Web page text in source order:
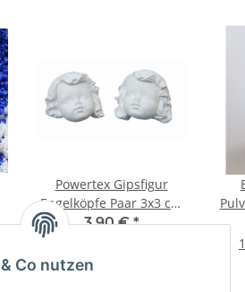
Co nutzen
Powertex Gipsfigur
Engelköpfe Paar 3x3 cm
0201
3,90 €*